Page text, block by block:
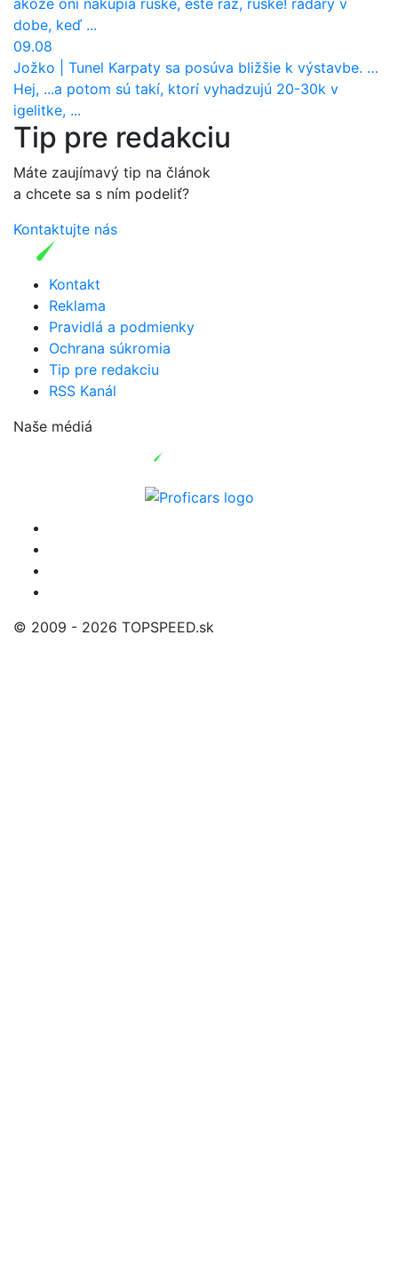
akože oni nakúpia ruské, ešte raz, ruské! radary v
dobe, keď ...
09.08
Jožko
Tunel Karpaty sa posúva bližšie k výstavbe. NDS urobila dôležitý krok
Hej, ...a potom sú takí, ktorí vyhadzujú 20-30k v
igelitke, ...
Tip pre redakciu
Máte zaujímavý tip na článok
a chcete sa s ním podeliť?
Kontaktujte nás
Kontakt
Reklama
Pravidlá a podmienky
Ochrana súkromia
Tip pre redakciu
RSS Kanál
Naše médiá
© 2009 - 2026 TOPSPEED.sk